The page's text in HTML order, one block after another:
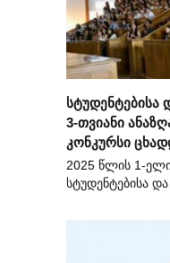
სტუდენტებისა
3-თვიანი
კონკურსი
2025 წლის 1-
სტუდენტებისა